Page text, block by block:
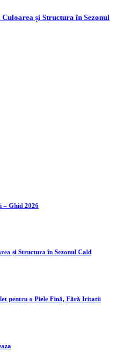
și Structura în Sezonul
– Ghid 2026
și Structura în Sezonul Cald
pentru o Piele Fină, Fără Iritații